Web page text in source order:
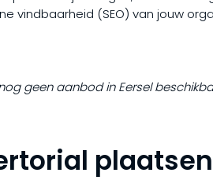
vindbaarheid (SEO) van jouw
geen aanbod in Eersel